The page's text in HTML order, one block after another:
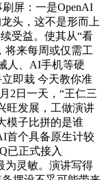
屏：一是OpenAI
头，这不是形而上
受益。使其从“看
将来每周或仅需工
人、AI手机等硬
即栽 今天教你准
2日一天，“王仁三
旺发展，工做演讲
模子比拼的是谁
首个具备原生计较
已正式接入
为灵敏。演讲写得